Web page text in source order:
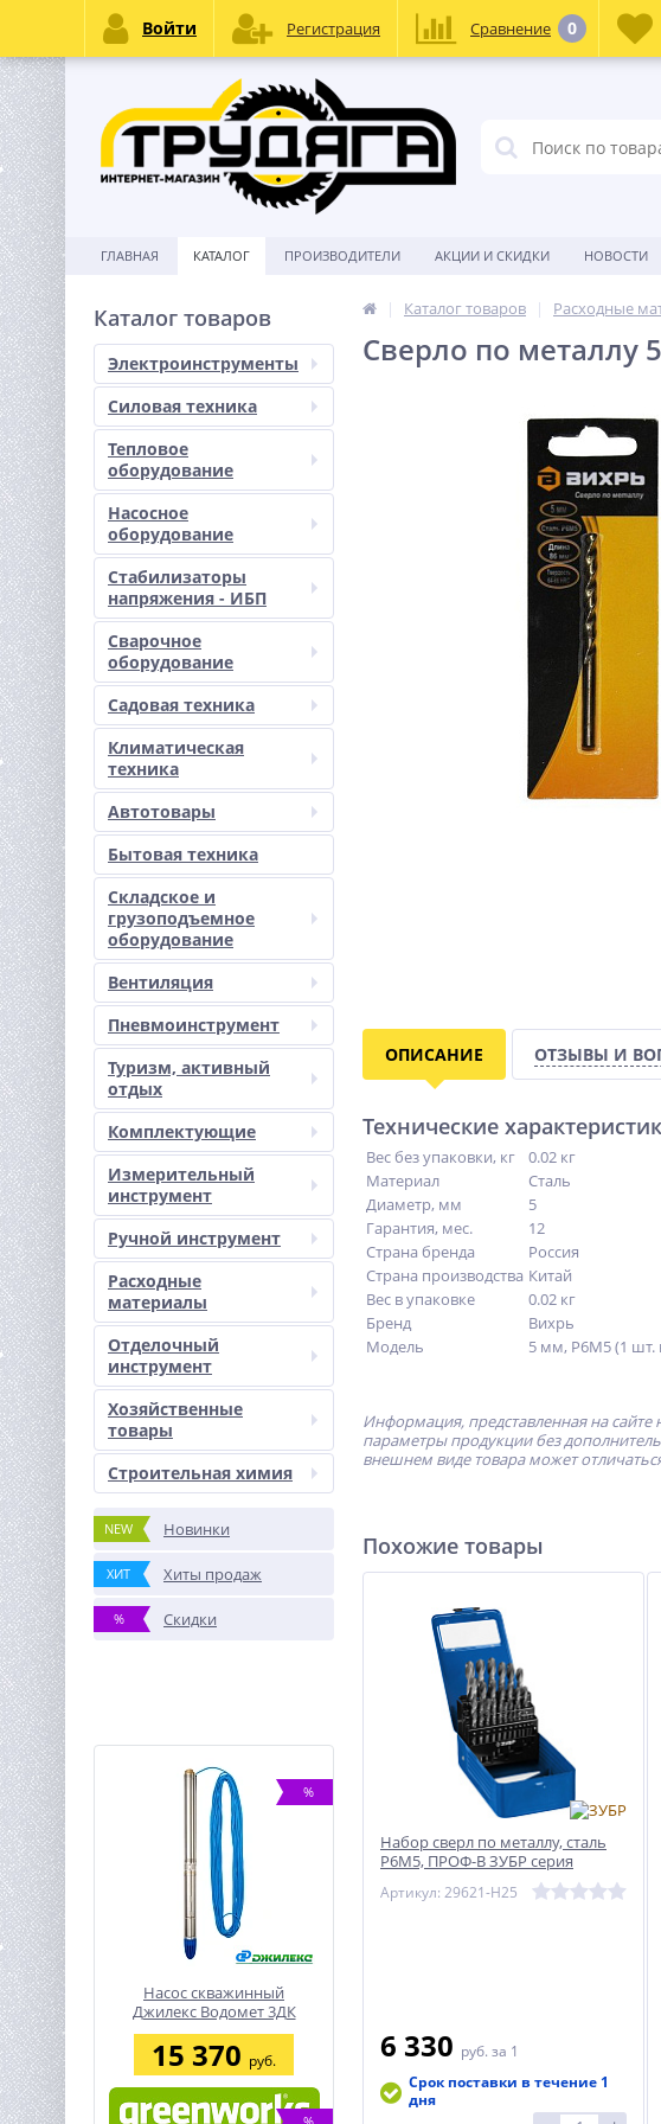
ГЛАВНАЯ КАТАЛОГ ПРОИЗВОДИТЕЛИ АКЦИИ И СКИДКИ НОВОСТИ
Каталог товаров
Электроинструменты
Силовая техника
Тепловое
оборудование
Насосное
оборудование
Стабилизаторы
напряжения - ИБП
Сварочное
оборудование
Садовая техника
Климатическая
техника
Автотовары
Бытовая техника
Складское и
грузоподъемное
оборудование
Вентиляция
Пневмоинструмент
Туризм, активный
отдых
Комплектующие
Измерительный
инструмент
Ручной инструмент
Расходные
материалы
Отделочный
инструмент
Хозяйственные
товары
Строительная химия
NEW Новинки
ХИТ Хиты продаж
% Скидки
%
Насос скважинный
Джилекс Водомет 3ДК
45/60
15 370 руб.
Каталог товаров Расходные
Сверло по металлу
ОПИСАНИЕ ОТЗЫВЫ И
Технические
Вес без упаковки, кг
0.02 кг
Материал
Сталь
Диаметр, мм
5
Гарантия, мес.
12
Страна бренда
Россия
Страна производства Китай
Вес в упаковке
0.02 кг
Бренд
Вихрь
Модель
5 мм, P6M5 (1 шт.
Информация, представленная на
параметры продукции без
внешнем виде товара может
Похожие товары
Набор сверл по металлу, сталь
Р6М5, ПРОФ-В ЗУБР серия
Артикул: 29621-H25
6 330 руб. за 1
Срок поставки в течение 1
дня
Войти Регистрация Сравнение 0